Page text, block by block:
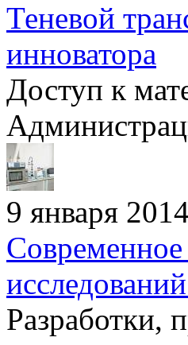
Теневой
инноватора
Доступ к
9 января
Современное
Разработки,